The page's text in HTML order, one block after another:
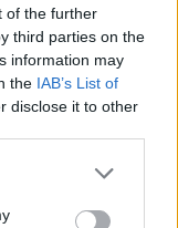
of the further
third parties on the
information may
the IAB’s List of
disclose it to other
or more Google
You may click to